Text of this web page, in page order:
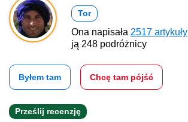
Tor
Ona napisała 2517 artykuły
ją 248 podróżnicy
Byłem tam Chcę tam pójść
Prześlij recenzję